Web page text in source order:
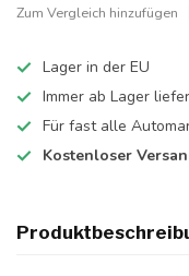
Zum Vergleich hinzufügen
Lager in der EU
Immer ab Lager
Für fast alle
Kostenloser